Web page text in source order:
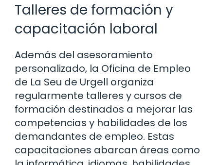
Talleres de formación y
capacitación laboral
Además del asesoramiento
personalizado, la Oficina de Empleo
de La Seu de Urgell organiza
regularmente talleres y cursos de
formación destinados a mejorar las
competencias y habilidades de los
demandantes de empleo. Estas
capacitaciones abarcan áreas como